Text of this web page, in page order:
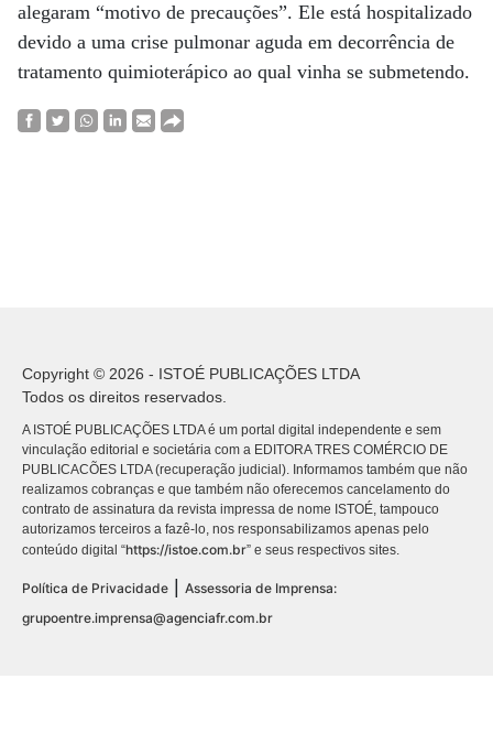
alegaram “motivo de precauções”. Ele está hospitalizado
devido a uma crise pulmonar aguda em decorrência de
tratamento quimioterápico ao qual vinha se submetendo.
Copyright © 2026 - ISTOÉ PUBLICAÇÕES LTDA
Todos os direitos reservados.
A ISTOÉ PUBLICAÇÕES LTDA é um portal digital independente e sem
vinculação editorial e societária com a EDITORA TRES COMÉRCIO DE
PUBLICACÕES LTDA (recuperação judicial). Informamos também que não
realizamos cobranças e que também não oferecemos cancelamento do
contrato de assinatura da revista impressa de nome ISTOÉ, tampouco
autorizamos terceiros a fazê-lo, nos responsabilizamos apenas pelo
conteúdo digital “https://istoe.com.br” e seus respectivos sites.
Política de Privacidade
Assessoria de Imprensa:
grupoentre.imprensa@agenciafr.com.br